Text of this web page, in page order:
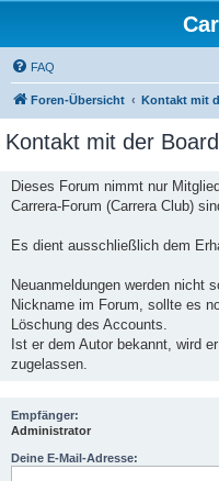
FAQ
Foren-Übersicht Kontakt mit
Kontakt mit der
Dieses Forum nimmt nur
Carrera-Forum (Carrera Club)
Es dient ausschließlich dem
Neuanmeldungen werden nicht
Nickname im Forum, sollte es
Löschung des Accounts.
Ist er dem Autor bekannt, wird
zugelassen.
Empfänger:
Administrator
Deine E-Mail-Adresse: